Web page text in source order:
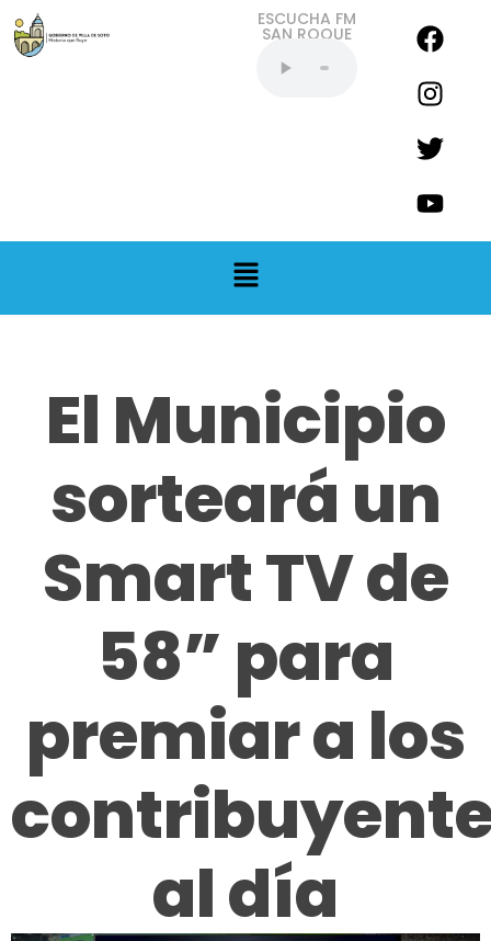
ESCUCHA FM
SAN ROQUE
El Municipio
sorteará un
Smart TV de
58” para
premiar a los
al día